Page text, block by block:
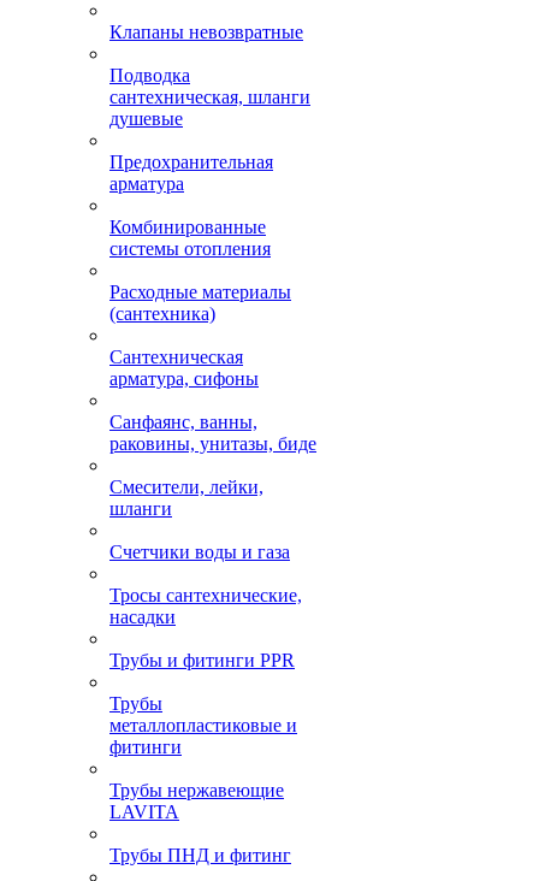
Клапаны невозвратные
Подводка
сантехническая, шланги
душевые
Предохранительная
арматура
Комбинированные
системы отопления
Расходные материалы
(сантехника)
Сантехническая
арматура, сифоны
Санфаянс, ванны,
раковины, унитазы, биде
Смесители, лейки,
шланги
Счетчики воды и газа
Тросы сантехнические,
насадки
Трубы и фитинги PPR
Трубы
металлопластиковые и
фитинги
Трубы нержавеющие
LAVITA
Трубы ПНД и фитинг